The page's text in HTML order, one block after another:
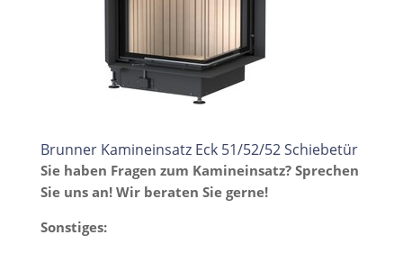
Brunner Kamineinsatz Eck 51/52/52 Schiebetür
Sie haben Fragen zum Kamineinsatz? Sprechen
Sie uns an! Wir beraten Sie gerne!
Sonstiges: